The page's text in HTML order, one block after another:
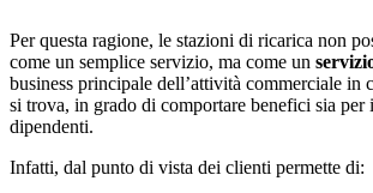
Per questa ragione, le stazioni di ricarica non
come un semplice servizio, ma come un
business principale dell’attività commerciale in
si trova, in grado di comportare benefici sia per
dipendenti.
Infatti, dal punto di vista dei clienti permette di: